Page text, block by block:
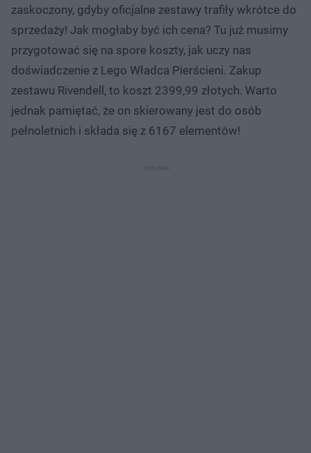
zaskoczony, gdyby oficjalne zestawy trafiły wkrótce do
sprzedaży! Jak mogłaby być ich cena? Tu już musimy
przygotować się na spore koszty, jak uczy nas
doświadczenie z Lego Władca Pierścieni. Zakup
zestawu Rivendell, to koszt 2399,99 złotych. Warto
jednak pamiętać, że on skierowany jest do osób
pełnoletnich i składa się z 6167 elementów!